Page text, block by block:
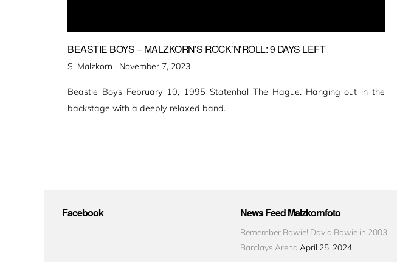
BEASTIE BOYS – MALZKORN’S ROCK’N’ROLL: 9 DAYS LEFT
S. Malzkorn · Veröffentlicht
November 7, 2023
Beastie Boys February 10, 1995 Statenhal The Hague. Hanging out in the
backstage with a deeply relaxed band.
Facebook News Feed Malzkornfoto
Remember Bowie! David Bowie in 2003 –
Barclays Arena April 25, 2024